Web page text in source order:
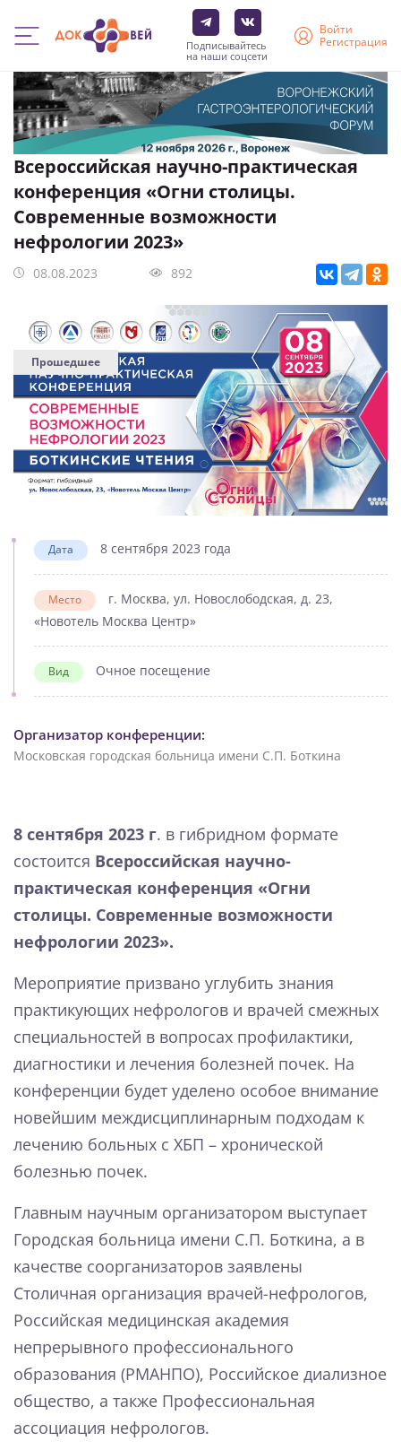
Перейти
основному
содержанию
Подписывайтесь
на наши соцсети
Войти
Регистрация
Всероссийская научно-практическая
конференция «Огни столицы.
Современные возможности
нефрологии 2023»
08.08.2023 892
Прошедшее
Дата 8 сентября 2023 года
Место
г. Москва, ул. Новослободская, д. 23,
«Новотель Москва Центр»
Вид Очное посещение
Организатор конференции:
Московская городская больница имени С.П. Боткина
8 сентября 2023 г. в гибридном формате
состоится Всероссийская научно-
практическая конференция «Огни
столицы. Современные возможности
нефрологии 2023».
Мероприятие призвано углубить знания
практикующих нефрологов и врачей смежных
специальностей в вопросах профилактики,
диагностики и лечения болезней почек. На
конференции будет уделено особое внимание
новейшим междисциплинарным подходам к
лечению больных с ХБП ­– хронической
болезнью почек.
Главным научным организатором выступает
Городская больница имени С.П. Боткина, а в
качестве соорганизаторов заявлены
Столичная организация врачей-нефрологов,
Российская медицинская академия
непрерывного профессионального
образования (РМАНПО), Российское диализное
общество, а также Профессиональная
ассоциация нефрологов.